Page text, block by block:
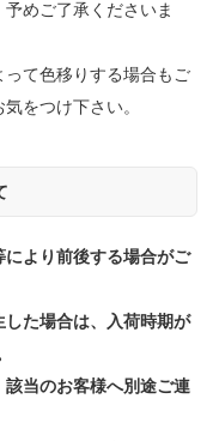
めご了承くださいま
て色移りする場合もご
をつけ下さい。
より前後する場合がご
た場合は、入荷時期が
当のお客様へ別途ご連